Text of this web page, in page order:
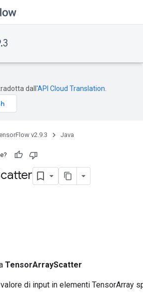
dall'API Cloud Translation
v2.9.3 Java
TensorArrayScatter
di input in elementi TensorArray